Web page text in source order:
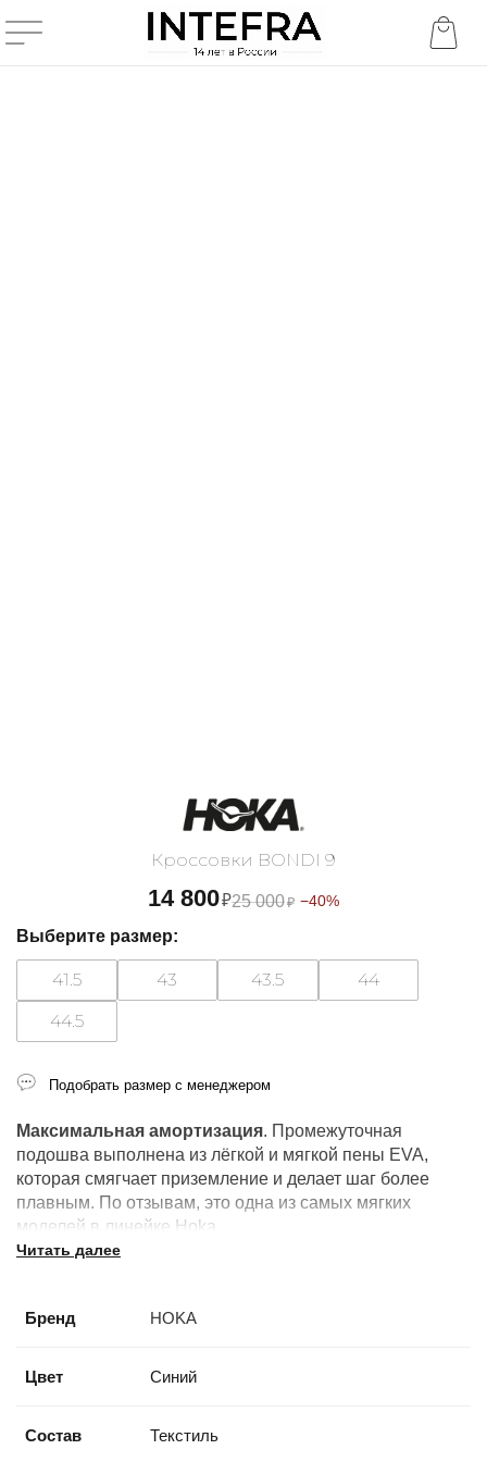
Кроссовки BONDI 9
14 800₽25 000₽ −40%
Максимальная амортизация. Промежуточная
подошва выполнена из лёгкой и мягкой пены EVA,
которая смягчает приземление и делает шаг более
плавным. По отзывам, это одна из самых мягких
моделей в линейке Hoka.
носку, что помогает экономить энергию при беге и
Rocker состоит из двух элементов:
фазу отталкивания;
Читать далее
Бренд HOKA
Цвет Синий
Состав Текстиль
Выберите размер:
41.5 43 43.5
44
44.5
Подобрать размер с менеджером